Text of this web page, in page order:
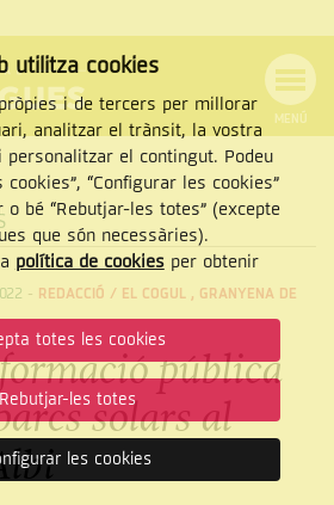
MENÚ
CERCAR
- REDACCIÓ / EL COGUL , GRANYENA DE
pública
solars al
utilitza cookies
i de tercers per millorar
analitzar el trànsit, la vostra
personalitzar el contingut. Podeu
“Configurar les cookies”
o bé “Rebutjar-les totes” (excepte
que són necessàries).
política de cookiesper obtenir
totes les cookies
les totes
les cookies